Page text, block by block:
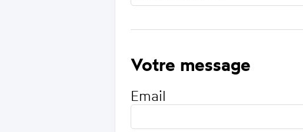
Votre message
Email